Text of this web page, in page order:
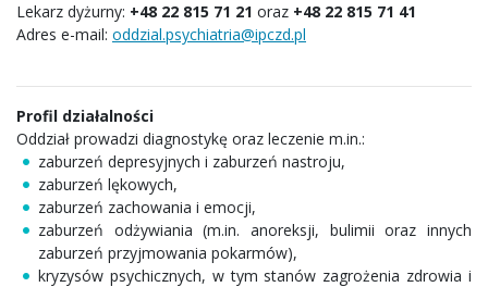
Lekarz dyżurny: +48 22 815 71 21 oraz +48 22 815 71 41
Adres e-mail: oddzial.psychiatria@ipczd.pl
Profil działalności
Oddział prowadzi diagnostykę oraz leczenie m.in.:
zaburzeń depresyjnych i zaburzeń nastroju,
zaburzeń lękowych,
zaburzeń zachowania i emocji,
zaburzeń odżywiania (m.in. anoreksji, bulimii oraz innych
zaburzeń przyjmowania pokarmów),
kryzysów psychicznych, w tym stanów zagrożenia zdrowia i